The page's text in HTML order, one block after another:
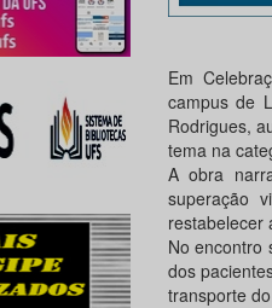
Em
campus de
Rodrigues,
tema na
A obra
superação
restabelecer
No encontro
dos
transporte